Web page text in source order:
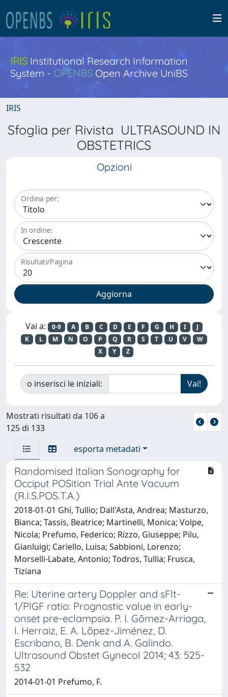
IRISInstitutional Research Information
System - OPENBS Open Archive UniBS
IRIS
Sfoglia per Rivista ULTRASOUND IN
OBSTETRICS
Opzioni
Ordina per:
In ordine:
Risultati/Pagina
Vai a: 0-9 A B C D E F G H I
J
K
L M N O P Q R S T U V
W
X
Y Z
o inserisci le iniziali:
Mostrati risultati da 106 a
125 di 133
esporta metadati
Randomised Italian Sonography for
Occiput POSition Trial Ante Vacuum
(R.I.S.POS.T.A.)
2018-01-01 Ghi, Tullio; Dall'Asta, Andrea; Masturzo,
Bianca; Tassis, Beatrice; Martinelli, Monica; Volpe,
Nicola; Prefumo, Federico; Rizzo, Giuseppe; Pilu,
Gianluigi; Cariello, Luisa; Sabbioni, Lorenzo;
Morselli-Labate, Antonio; Todros, Tullia; Frusca,
Tiziana
Re: Uterine artery Doppler and sFlt-
1/PlGF ratio: Prognostic value in early-
onset pre-eclampsia. P. I. Gõmez-Arriaga,
I. Herraiz, E. A. Lõpez-Jiménez, D.
Escribano, B. Denk and A. Galindo.
Ultrasound Obstet Gynecol 2014; 43: 525-
532
2014-01-01 Prefumo, F.